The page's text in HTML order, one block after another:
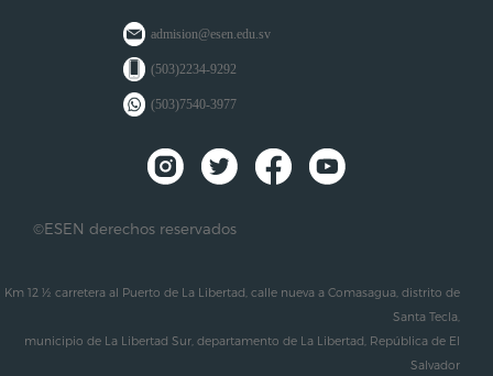
admision@esen.edu.sv
(503)2234-9292
(503)7540-3977
©ESEN derechos reservados
Km 12 ½ carretera al Puerto de La Libertad, calle nueva a Comasagua, distrito de
Santa Tecla,
municipio de La Libertad Sur, departamento de La Libertad, República de El
Salvador